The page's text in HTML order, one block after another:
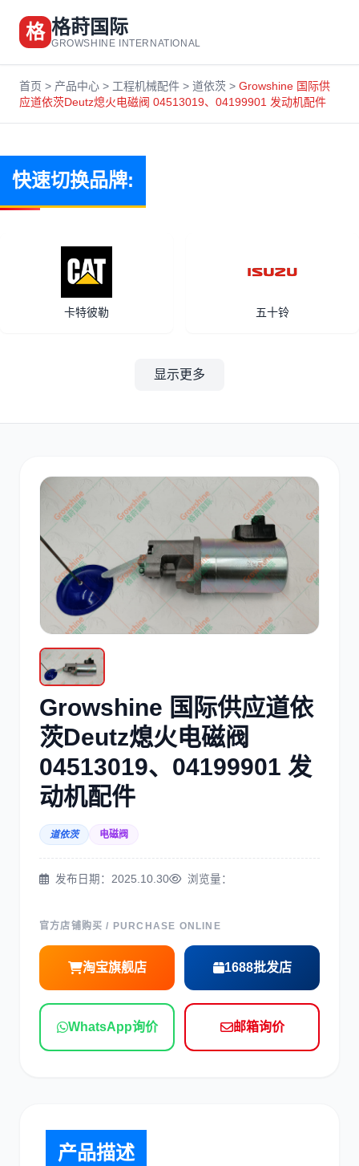
格 格莳国际
GROWSHINE INTERNATIONAL
首页 > 产品中心 > 工程机械配件 > 道依茨 > Growshine 国际供
应道依茨Deutz熄火电磁阀 04513019、04199901 发动机配件
快速切换品牌:
卡特彼勒 五十铃
其他 小松
康明斯
日立
三菱 博世
洋马
显示更多
Growshine 国际供应道依
茨Deutz熄火电磁阀
04513019、04199901 发
动机配件
道依茨 电磁阀
发布日期：2025.10.30 浏览量：
官方店铺购买 / PURCHASE ONLINE
淘宝旗舰店 1688批发店
WhatsApp询价 邮箱询价
产品描述